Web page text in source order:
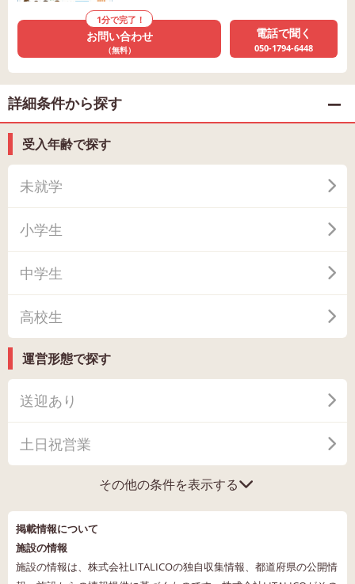
1分で完了！
お問い合わせ
（無料）
電話で聞く
050-1794-6448
詳細条件から探す
受入年齢で探す
未就学
小学生
中学生
高校生
運営形態で探す
送迎あり
土日祝営業
その他の条件を表示する
掲載情報について
施設の情報
施設の情報は、株式会社LITALICOの独自収集情報、都道府県の公開情